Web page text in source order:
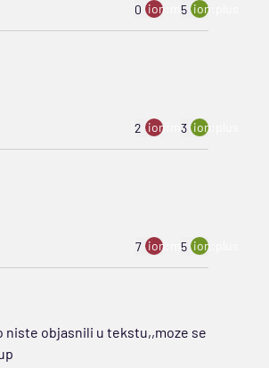
0 ion:minus
5 ion:plus
2 ion:minus
3 ion:plus
7 ion:minus
5 ion:plus
niste objasnili u tekstu,,moze se